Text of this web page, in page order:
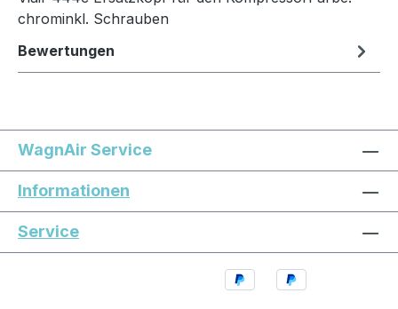
chrominkl. Schrauben
Bewertungen
WagnAir Service
Informationen
Service